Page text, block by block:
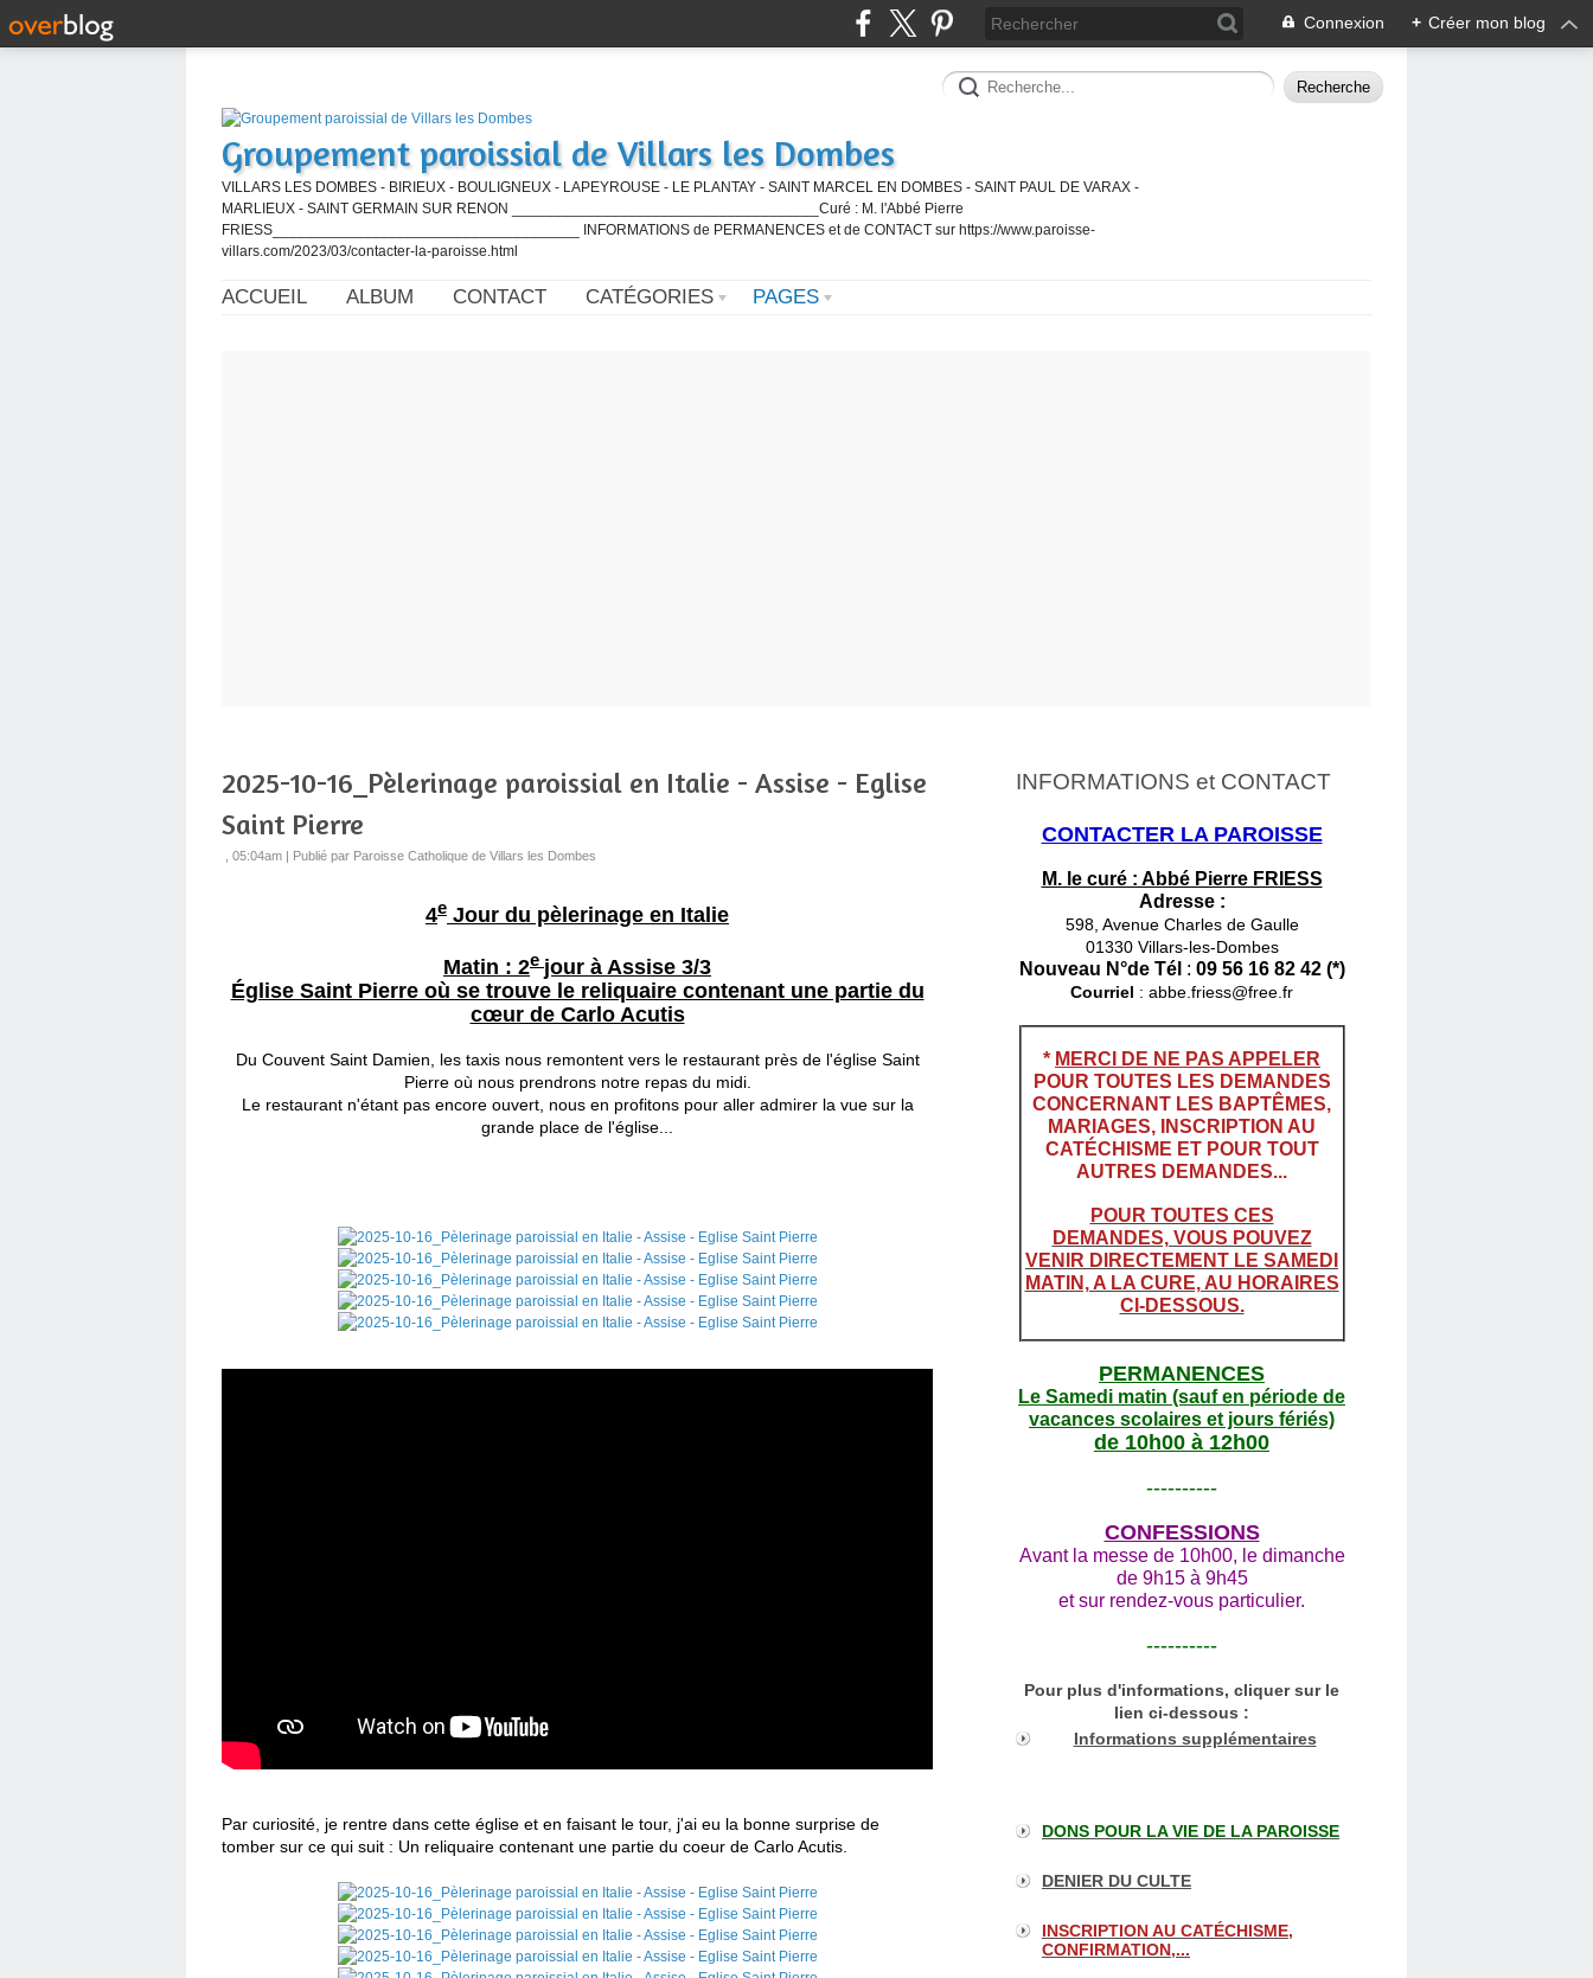
Connexion + Créer mon blog
Groupement paroissial de Villars les Dombes
VILLARS LES DOMBES - BIRIEUX - BOULIGNEUX - LAPEYROUSE - LE PLANTAY - SAINT MARCEL EN DOMBES - SAINT PAUL DE VARAX -
MARLIEUX - SAINT GERMAIN SUR RENON _____________________________________Curé : M. l'Abbé Pierre
FRIESS_____________________________________ INFORMATIONS de PERMANENCES et de CONTACT sur https://www.paroisse-
villars.com/2023/03/contacter-la-paroisse.html
ACCUEIL ALBUM CONTACT CATÉGORIES PAGES
2025-10-16_Pèlerinage paroissial en Italie - Assise - Eglise
Saint Pierre
, 05:04am | Publié par Paroisse Catholique de Villars les Dombes
4e Jour du pèlerinage en Italie
Matin : 2e jour à Assise 3/3
Église Saint Pierre où se trouve le reliquaire contenant une partie du
cœur de Carlo Acutis
Du Couvent Saint Damien, les taxis nous remontent vers le restaurant près de l'église Saint
Pierre où nous prendrons notre repas du midi.
Le restaurant n'étant pas encore ouvert, nous en profitons pour aller admirer la vue sur la
grande place de l'église...
Par curiosité, je rentre dans cette église et en faisant le tour, j'ai eu la bonne surprise de
tomber sur ce qui suit : Un reliquaire contenant une partie du coeur de Carlo Acutis.
INFORMATIONS et CONTACT
CONTACTER LA PAROISSE
M. le curé : Abbé Pierre FRIESS
Adresse :
598, Avenue Charles de Gaulle
01330 Villars-les-Dombes
Nouveau N°de Tél : 09 56 16 82 42 (*)
Courriel : abbe.friess@free.fr
* MERCI DE NE PAS APPELER
POUR TOUTES LES DEMANDES
CONCERNANT LES BAPTÊMES,
MARIAGES, INSCRIPTION AU
CATÉCHISME ET POUR TOUT
AUTRES DEMANDES...
POUR TOUTES CES
DEMANDES, VOUS POUVEZ
VENIR DIRECTEMENT LE SAMEDI
MATIN, A LA CURE, AU HORAIRES
CI-DESSOUS.
PERMANENCES
Le Samedi matin (sauf en période de
vacances scolaires et jours fériés)
de 10h00 à 12h00
----------
CONFESSIONS
Avant la messe de 10h00, le dimanche
de 9h15 à 9h45
et sur rendez-vous particulier.
----------
Pour plus d'informations, cliquer sur le
lien ci-dessous :
Informations supplémentaires
DONS POUR LA VIE DE LA PAROISSE
DENIER DU CULTE
INSCRIPTION AU CATÉCHISME,
CONFIRMATION,...